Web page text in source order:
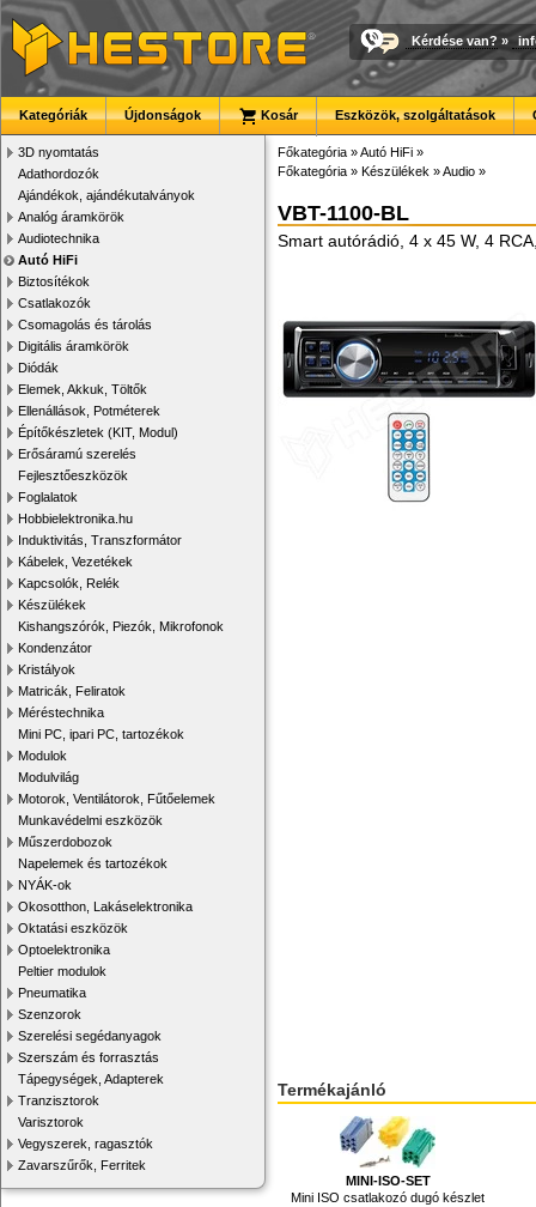
Kérdése van? »
Kategóriák Újdonságok Kosár Eszközök, szolgáltatások
3D nyomtatás
Adathordozók
Ajándékok, ajándékutalványok
Analóg áramkörök
Audiotechnika
Autó HiFi
Biztosítékok
Csatlakozók
Csomagolás és tárolás
Digitális áramkörök
Diódák
Elemek, Akkuk, Töltők
Ellenállások, Potméterek
Építőkészletek (KIT, Modul)
Erősáramú szerelés
Fejlesztőeszközök
Foglalatok
Hobbielektronika.hu
Induktivitás, Transzformátor
Kábelek, Vezetékek
Kapcsolók, Relék
Készülékek
Kishangszórók, Piezók, Mikrofonok
Kondenzátor
Kristályok
Matricák, Feliratok
Méréstechnika
Mini PC, ipari PC, tartozékok
Modulok
Modulvilág
Motorok, Ventilátorok, Fűtőelemek
Munkavédelmi eszközök
Műszerdobozok
Napelemek és tartozékok
NYÁK-ok
Okosotthon, Lakáselektronika
Oktatási eszközök
Optoelektronika
Peltier modulok
Pneumatika
Szenzorok
Szerelési segédanyagok
Szerszám és forrasztás
Tápegységek, Adapterek
Tranzisztorok
Varisztorok
Vegyszerek, ragasztók
Zavarszűrők, Ferritek
Főkategória »Autó HiFi »
Főkategória » Készülékek »Audio »
VBT-1100-BL
Smart autórádió, 4 x 45 W, 4
Termékajánló
MINI-ISO-SET
Mini ISO csatlakozó dugó készlet